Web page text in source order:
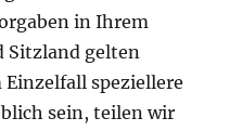
in Ihrem
Sitzland gelten
speziellere
sein, teilen wir